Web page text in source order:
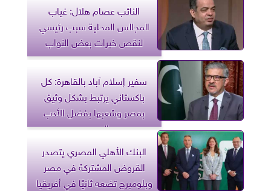
النائب عصام هلال: غياب
المجالس المحلية سبب رئيسي
لنقص خبرات بعض النواب
سفير إسلام آباد بالقاهرة: كل
باكستاني يرتبط بشكل وثيق
بمصر وشعبها بفضل الأدب
المصري
البنك الأهلي المصري يتصدر
القروض المشتركة في مصر
وبلومبرج تضعه ثانيًا في أفريقيا